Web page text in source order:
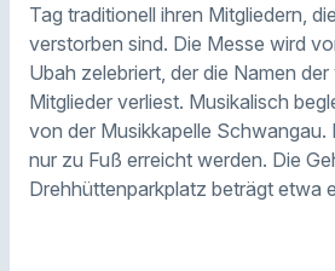
Tag traditionell ihren Mitgliedern,
verstorben sind. Die Messe wird
Ubah zelebriert, der die Namen
Mitglieder verliest. Musikalisch
von der Musikkapelle Schwangau.
nur zu Fuß erreicht werden. Die
Drehhüttenparkplatz beträgt etwa